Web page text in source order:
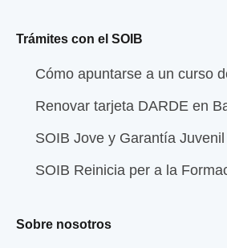
Trámites con el SOIB
Cómo apuntarse a un curso
Renovar tarjeta DARDE en
SOIB Jove y Garantía Juvenil
SOIB Reinicia per a la
Sobre nosotros